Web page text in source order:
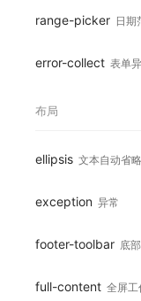
range-picker 日期
error-collect 表单
布局
ellipsis 文本自动省
exception 异常
footer-toolbar 底
full-content 全屏工